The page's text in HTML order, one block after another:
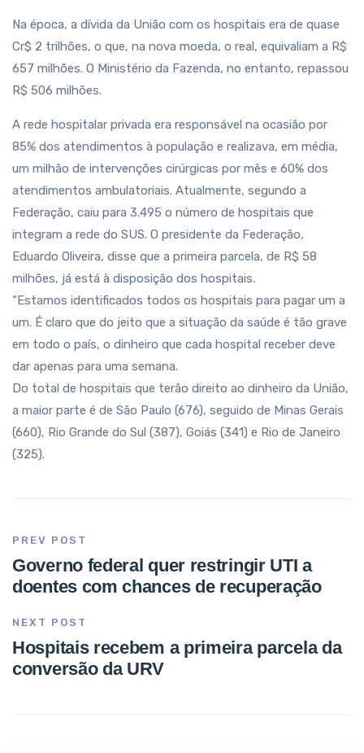
Na época, a dívida da União com os hospitais era de quase
Cr$ 2 trilhões, o que, na nova moeda, o real, equivaliam a R$
657 milhões. O Ministério da Fazenda, no entanto, repassou
R$ 506 milhões.
A rede hospitalar privada era responsável na ocasião por
85% dos atendimentos à população e realizava, em média,
um milhão de intervenções cirúrgicas por mês e 60% dos
atendimentos ambulatoriais. Atualmente, segundo a
Federação, caiu para 3.495 o número de hospitais que
integram a rede do SUS. O presidente da Federação,
Eduardo Oliveira, disse que a primeira parcela, de R$ 58
milhões, já está à disposição dos hospitais.
“Estamos identificados todos os hospitais para pagar um a
um. É claro que do jeito que a situação da saúde é tão grave
em todo o país, o dinheiro que cada hospital receber deve
dar apenas para uma semana.
Do total de hospitais que terão direito ao dinheiro da União,
a maior parte é de São Paulo (676), seguido de Minas Gerais
(660), Rio Grande do Sul (387), Goiás (341) e Rio de Janeiro
(325).
PREV POST
Governo federal quer restringir UTI a
doentes com chances de recuperação
NEXT POST
Hospitais recebem a primeira parcela da
conversão da URV